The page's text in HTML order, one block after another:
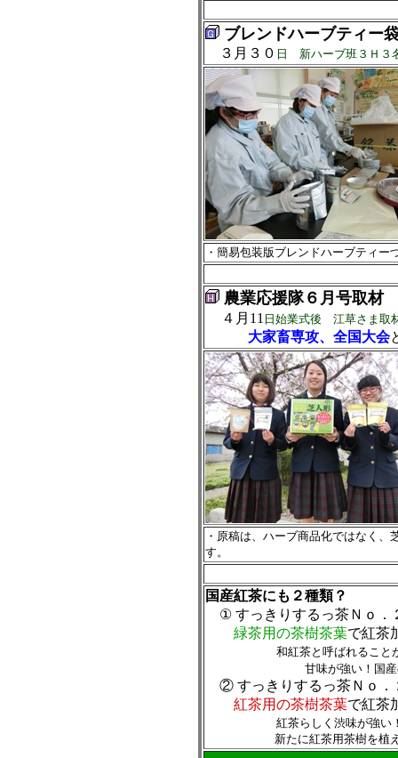
ブレンドハーブティー
３月３０ 日 新ハーブ班３Ｈ３
・簡易包装版ブレンドハーブティー
農業応援隊６月号取材
４月11 日始業式後 江草さま取
大家畜専攻、全国大会
・原稿は、ハーブ商品化ではなく
す。
国産紅茶にも２種類？
① すっきりするっ茶Ｎｏ．
緑茶用の茶樹茶葉で紅茶
和紅茶と呼ばれること
甘味が強い！国
② すっきりするっ茶Ｎｏ．
紅茶用の茶樹茶葉で紅茶
紅茶らしく渋味が強い
新たに紅茶用茶樹を植えて